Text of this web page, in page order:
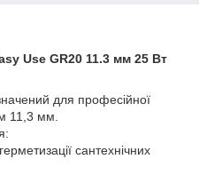
Use GR20 11.3 мм 25 Вт
для професійної
11,3 мм.
сантехнічних